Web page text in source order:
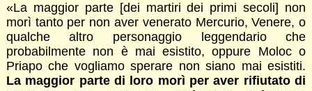
«La maggior parte [dei martiri dei primi secoli] non
morì tanto per non aver venerato Mercurio, Venere, o
qualche altro personaggio leggendario che
probabilmente non è mai esistito, oppure Moloc o
Priapo che vogliamo sperare non siano mai esistiti.
La maggior parte di loro morì per aver rifiutato di